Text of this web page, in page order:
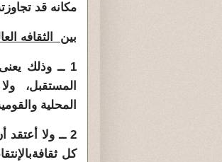
مكانه قد
بين الثقافه
1 ــ وذلك
المستقبل،
المحلية
2 ــ ولا
كل ثقافة